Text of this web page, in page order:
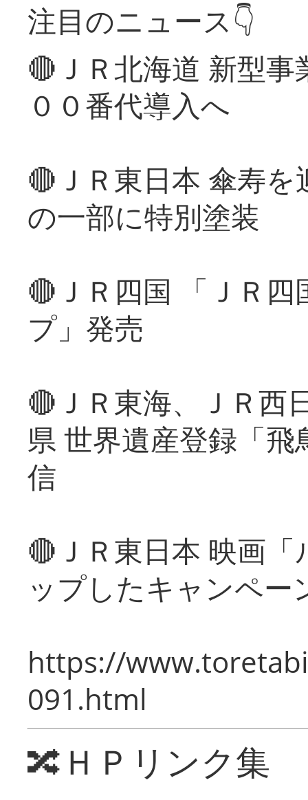
注目のニュース👇
🔴ＪＲ北海道 新型
００番代導入へ
🔴ＪＲ東日本 傘寿
の一部に特別塗装
🔴ＪＲ四国 「ＪＲ
プ」発売
🔴ＪＲ東海、ＪＲ西
県 世界遺産登録「
信
🔴ＪＲ東日本 映画
ップしたキャンペー
https://
091.html
🔀ＨＰリンク集